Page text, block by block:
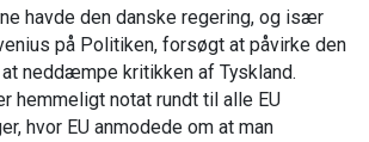
havde den danske regering, og især
på Politiken, forsøgt at påvirke den
neddæmpe kritikken af Tyskland.
hemmeligt notat rundt til alle EU
hvor EU anmodede om at man